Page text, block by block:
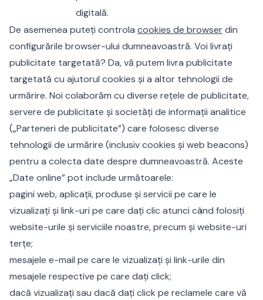
digitală.
De asemenea puteți controla cookies de browserdin
configurările browser-ului dumneavoastră. Voi livrați
publicitate targetată? Da, vă putem livra publicitate
targetată cu ajutorul cookies și a altor tehnologii de
urmărire. Noi colaborăm cu diverse rețele de publicitate,
servere de publicitate și societăți de informații analitice
(„Parteneri de publicitate”) care folosesc diverse
tehnologii de urmărire (inclusiv cookies și web beacons)
pentru a colecta date despre dumneavoastră. Aceste
„Date online” pot include următoarele:
pagini web, aplicații, produse și servicii pe care le
vizualizați și link-uri pe care dați clic atunci când folosiți
website-urile și serviciile noastre, precum și website-uri
terțe;
mesajele e-mail pe care le vizualizați și link-urile din
mesajele respective pe care dați click;
dacă vizualizați sau dacă dați click pe reclamele care vă